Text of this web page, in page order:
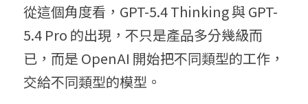
從這個角度看，GPT-5.4 Thinking 與 GPT-
5.4 Pro 的出現，不只是產品多分幾級而
已，而是 OpenAI 開始把不同類型的工作，
交給不同類型的模型。